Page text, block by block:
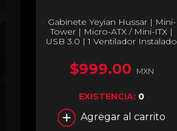
Gabinete Yeyian Hussar | Mini-
Tower | Micro-ATX / Mini-ITX |
USB 3.0 | 1 Ventilador Instalado
$999.00 MXN
EXISTENCIA: 0
Agregar al carrito